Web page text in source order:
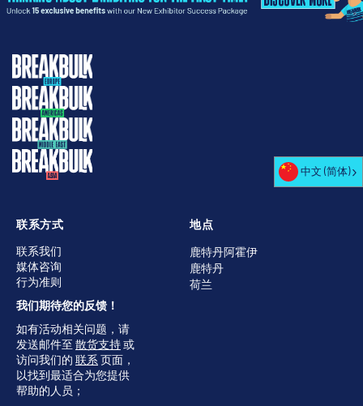
地点
鹿特丹阿霍伊
鹿特丹
荷兰
联系方式
联系我们
媒体咨询
行为准则
我们期待您的反馈！
如有活动相关问题，请
发送邮件至 散货支持或
访问我们的 联系 页面，
以找到最适合为您提供
帮助的人员；
中文 (简体)